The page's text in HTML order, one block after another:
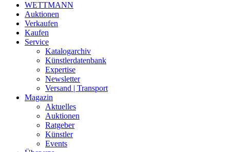
WETTMANN
Auktionen
Verkaufen
Kaufen
Service
Katalogarchiv
Künstlerdatenbank
Expertise
Newsletter
Versand | Transport
Magazin
Aktuelles
Auktionen
Ratgeber
Künstler
Events